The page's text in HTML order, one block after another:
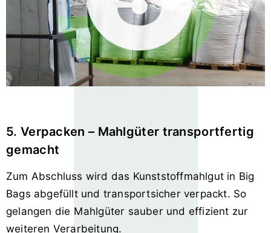
5. Verpacken – Mahlgüter transportfertig
gemacht
Zum Abschluss wird das Kunststoffmahlgut in Big
Bags abgefüllt und transportsicher verpackt. So
gelangen die Mahlgüter sauber und effizient zur
weiteren Verarbeitung.